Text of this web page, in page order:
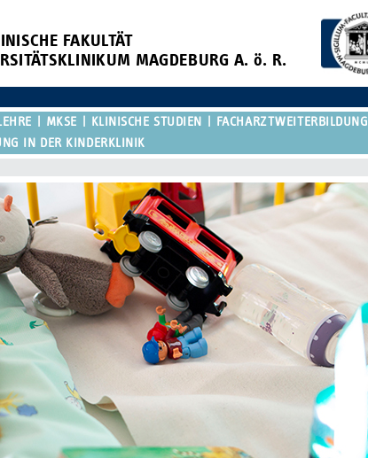
FAKULTÄT
MAGDEBURG A. ö. R.
LEHRE MKSE KLINISCHE STUDIEN FACHARZTWEITERBILDUNG
IN DER KINDERKLINIK